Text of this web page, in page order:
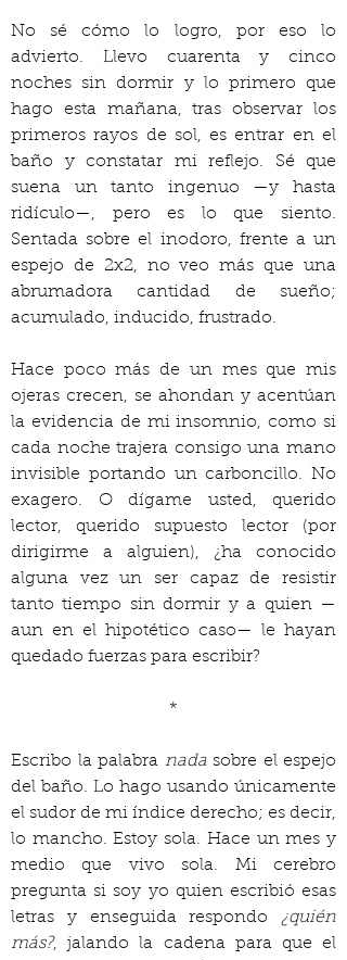
No sé cómo lo logro, por eso lo
advierto. Llevo cuarenta y cinco
noches sin dormir y lo primero que
hago esta mañana, tras observar los
primeros rayos de sol, es entrar en el
baño y constatar mi reflejo. Sé que
suena un tanto ingenuo —y hasta
ridículo—, pero es lo que siento.
Sentada sobre el inodoro, frente a un
espejo de 2x2, no veo más que una
abrumadora cantidad de sueño;
acumulado, inducido, frustrado.
Hace poco más de un mes que mis
ojeras crecen, se ahondan y acentúan
la evidencia de mi insomnio, como si
cada noche trajera consigo una mano
invisible portando un carboncillo. No
exagero. O dígame usted, querido
lector, querido supuesto lector (por
dirigirme a alguien), ¿ha conocido
alguna vez un ser capaz de resistir
tanto tiempo sin dormir y a quien —
aun en el hipotético caso— le hayan
quedado fuerzas para escribir?
*
Escribo la palabra nada sobre el espejo
del baño. Lo hago usando únicamente
el sudor de mi índice derecho; es decir,
lo mancho. Estoy sola. Hace un mes y
medio que vivo sola. Mi cerebro
pregunta si soy yo quien escribió esas
letras y enseguida respondo ¿quién
más?, jalando la cadena para que el